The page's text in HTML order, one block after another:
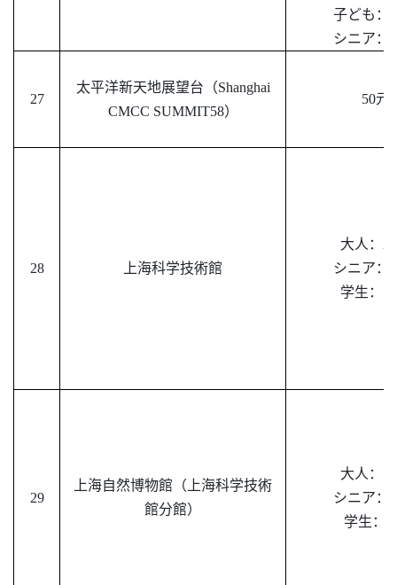
子ども：
シニア：
27
太平洋新天地展望台（Shanghai
CMCC SUMMIT58）
50元
28 上海科学技術館
大人：
シニア：
学生：
29
上海自然博物館（上海科学技術
館分館）
大人：
シニア：
学生：